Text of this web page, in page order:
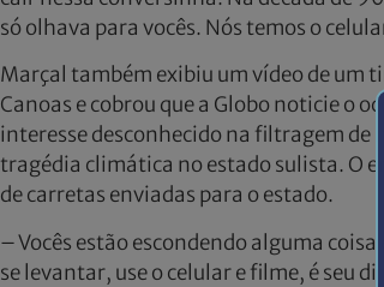
só olhava para vocês. Nós temos o
Marçal também exibiu um vídeo de um
Canoas e cobrou que a Globo noticie o
interesse desconhecido na filtragem de
tragédia climática no estado sulista. O
de carretas enviadas para o estado.
– Vocês estão escondendo alguma
se levantar, use o celular e filme, é seu